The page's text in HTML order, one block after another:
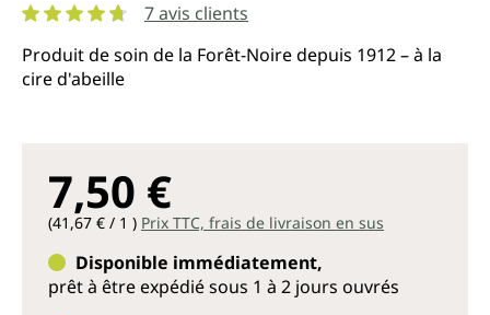
7 avis clients
Produit de soin de la Forêt-Noire depuis 1912 – à la
cire d'abeille
7,50 €
(41,67 € / 1 ) Prix TTC, frais de livraison en sus
Disponible immédiatement,
prêt à être expédié sous 1 à 2 jours ouvrés